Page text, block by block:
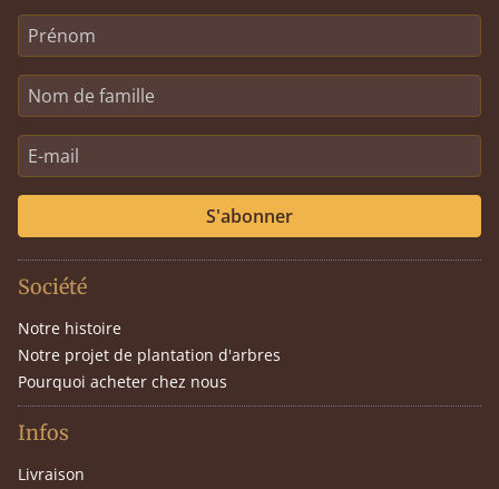
S'abonner
Société
Notre histoire
Notre projet de plantation d'arbres
Pourquoi acheter chez nous
Infos
Livraison